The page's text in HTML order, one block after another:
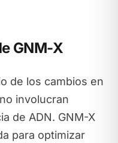
GNM-X
de los cambios en
involucran
de ADN. GNM-X
para optimizar